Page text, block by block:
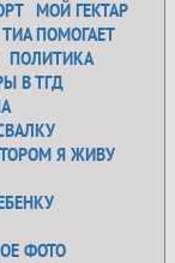
МОЙ ГЕКТАР
ТИА ПОМОГАЕТ
ПОЛИТИКА
В ТГД
Я ЖИВУ
ФОТО